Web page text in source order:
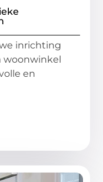
inrichting
woonwinkel
en